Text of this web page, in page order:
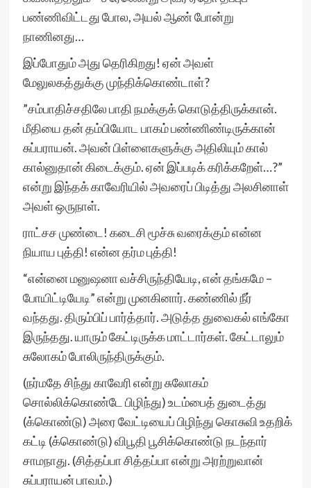
பண்ணிவிட்டது போல, அயல் ஆண் போன்று
நாணினது…
இப்போதும் அது தெரிகிறது! ஏன் அவள்
மேலுலகத்துக்கு முந்திக்கொண்டாள்?
”சம்பாதிச்சதிலே பாதி நமக்குக் கொடுத்திருக்கான்.
மீதியை தன் தம்பியோட பாகம் பண்ணிண்டிருக்கான்
சுப்பராயன். அவன் பிள்ளைகளுக்கு அதிலியும் கால்
கால்னுதான் கிடைக்கும். ஏன் இப்படிக் கரிக்கறேள்…?”
என்று இந்தக் காவேரியில் அவரைப் பிடித்து அலசினாள்
அவள் ஒருநாள்.
ராட்சச முண்டை! கடைசி மூச்சு வரைக்கும் என்ன
நியாய புத்தி! என்ன தர்ம புத்தி!
“என்னை மனுஷனா வச்சிருந்தியேடி, என் தங்கமே –
போயிட்டியேடி” என்று முனகினார். கண்ணில் நீர்
வந்தது. திரும்பிப் பார்த்தார். அடுத்த துவைகல் எங்கோ
இருந்தது. யாரும் கேட்டிருக்க மாட்டார்கள். கேட்டாலும்
சுலோகம் போலிருந்திருக்கும்.
(நர்மதே சிந்து காவேரி என்று சுலோகம்
சொல்லிக்கொண்டே பிழிந்து) உடம்பைத் துடைத்து
(க்கொண்டு) அரை வேட்டியைப் பிழிந்து கொசுவி உதறிக்
கட்டி (க்கொண்டு) விபூதி பூசிக்கொண்டு நடந்தார்
சாமநாது. (சித்தப்பா சித்தப்பா என்று அரற்றுவான்
சுப்பராயன் பாவம்.)